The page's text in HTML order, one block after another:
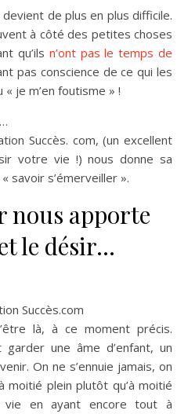
à côté des petites choses
qu’ils n’ont pas le temps de
pas conscience de ce qui les
je m’en foutisme » !
Succès. com, (un excellent
votre vie !) nous donne sa
savoir s’émerveiller ».
nous apporte
le désir…
Succès.com
là, à ce moment précis.
garder une âme d’enfant, un
On ne s’ennuie jamais, on
plein plutôt qu’à moitié
vie en ayant encore tout à